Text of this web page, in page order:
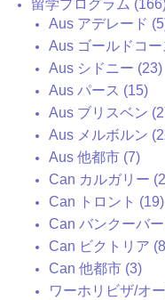
留学プログラム
Aus アデレード
Aus ゴールドコ
Aus シドニー (23)
Aus パース (15)
Aus ブリスベン
Aus メルボルン
Aus 他都市 (7)
Can カルガリー
Can トロント (19)
Can バンクーバ
Can ビクトリア
Can 他都市 (3)
ワーホリビザ/オ